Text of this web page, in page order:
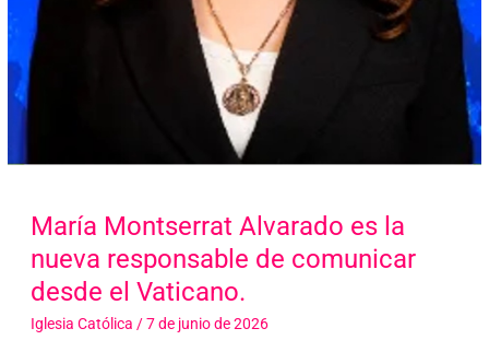
María Montserrat Alvarado es la
nueva responsable de comunicar
desde el Vaticano.
Iglesia Católica /7 de junio de 2026